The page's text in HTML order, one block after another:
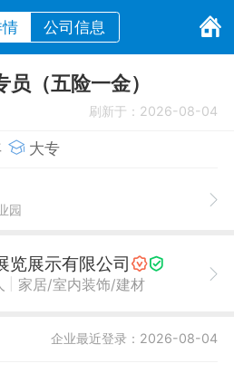
公司信息
（五险一金）
刷新于：2026-08-04
大专
园
览展示有限公司
家居/室内装饰/建材
企业最近登录：2026-08-04